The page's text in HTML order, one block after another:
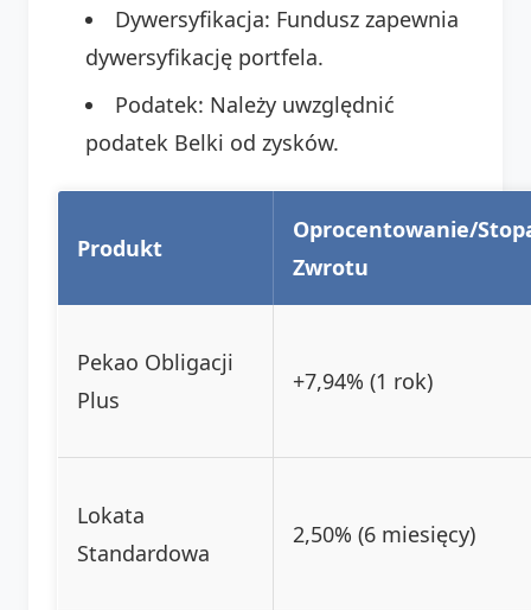
Dywersyfikacja: Fundusz zapewnia
dywersyfikację portfela.
Podatek: Należy uwzględnić
podatek Belki od zysków.
Produkt
Oprocentowanie/
Zwrotu
Pekao Obligacji
Plus
+7,94% (1 rok)
Lokata
Standardowa
2,50% (6 miesięcy)